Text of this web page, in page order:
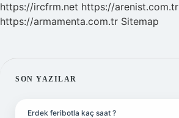
https://ircfrm.net https://arenist.com.tr
https://armamenta.com.tr Sitemap
SIDEBAR
SON YAZILAR
Erdek feribotla kaç saat ?